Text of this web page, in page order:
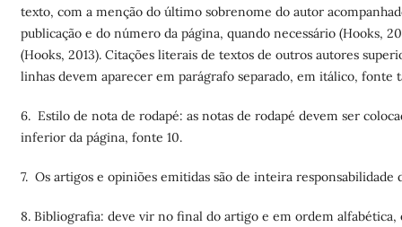
texto, com a menção do último sobrenome do autor
publicação e do número da página, quando necessário (Hooks,
(Hooks, 2013). Citações literais de textos de outros autores
linhas devem aparecer em parágrafo separado, em itálico, fonte
6. Estilo de nota de rodapé: as notas de rodapé devem ser
inferior da página, fonte 10.
7. Os artigos e opiniões emitidas são de inteira responsabilidade
8. Bibliografia: deve vir no final do artigo e em ordem alfabética,